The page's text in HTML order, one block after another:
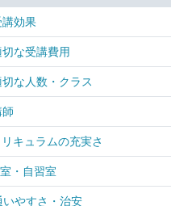
講効果
切な受講費用
切な人数・クラス
リキュラムの充実さ
・自習室
いやすさ・治安